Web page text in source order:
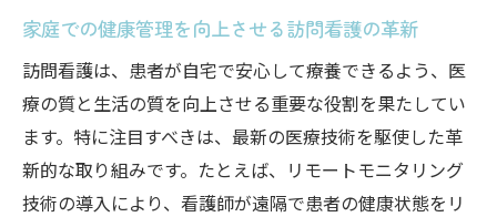
訪問看護が健康格差を縮める鍵
訪問看護が実現する安心のサポート体制とは
柔軟な対応が可能な訪問看護のサポート体
制
訪問看護における24時間対応の重要性
家庭での健康管理を向上させる訪問看護の革新
訪問看護は、患者が自宅で安心して療養できるよう、医
療の質と生活の質を向上させる重要な役割を果たしてい
ます。特に注目すべきは、最新の医療技術を駆使した革
新的な取り組みです。たとえば、リモートモニタリング
技術の導入により、看護師が遠隔で患者の健康状態をリ